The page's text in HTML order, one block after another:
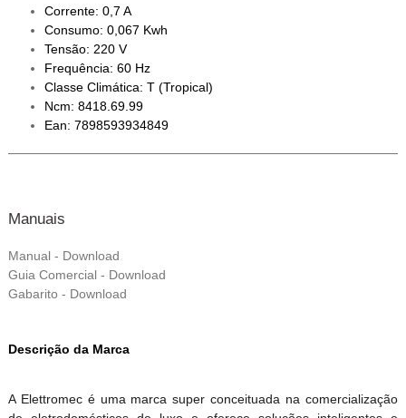
Corrente: 0,7 A
Consumo: 0,067 Kwh
Tensão: 220 V
Frequência: 60 Hz
Classe Climática: T (Tropical)
Ncm: 8418.69.99
Ean: 7898593934849
Manuais
Manual - Download
Guia Comercial - Download
Gabarito - Download
Descrição da Marca
A Elettromec é uma marca super conceituada na comercialização